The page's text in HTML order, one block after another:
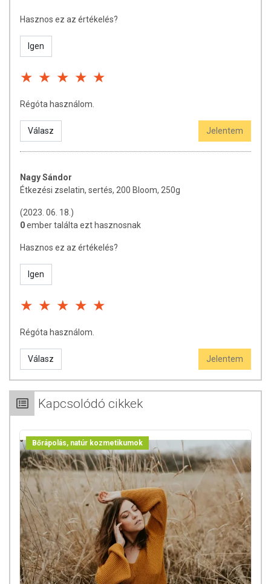
Hasznos ez az értékelés?
Igen
Régóta használom.
Válasz Jelentem
Nagy Sándor
Étkezési zselatin, sertés, 200 Bloom, 250g
(2023. 06. 18.)
0ember találta ezt hasznosnak
Hasznos ez az értékelés?
Igen
Régóta használom.
Válasz Jelentem
Kapcsolódó cikkek
Bőrápolás, natúr kozmetikumok